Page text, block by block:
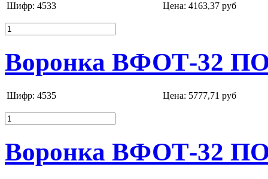
Шифр: 4533 Цена: 4163,37 руб
Воронка ВФОТ-32
Шифр: 4535 Цена: 5777,71 руб
Воронка ВФОТ-32